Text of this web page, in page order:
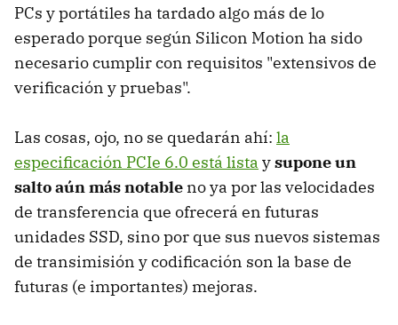
PCs y portátiles ha tardado algo más de lo
esperado porque según Silicon Motion ha sido
necesario cumplir con requisitos "extensivos de
verificación y pruebas".
Las cosas, ojo, no se quedarán ahí: la
especificación PCIe 6.0 está lista ysupone un
salto aún más notable no ya por las velocidades
de transferencia que ofrecerá en futuras
unidades SSD, sino por que sus nuevos sistemas
de transimisión y codificación son la base de
futuras (e importantes) mejoras.